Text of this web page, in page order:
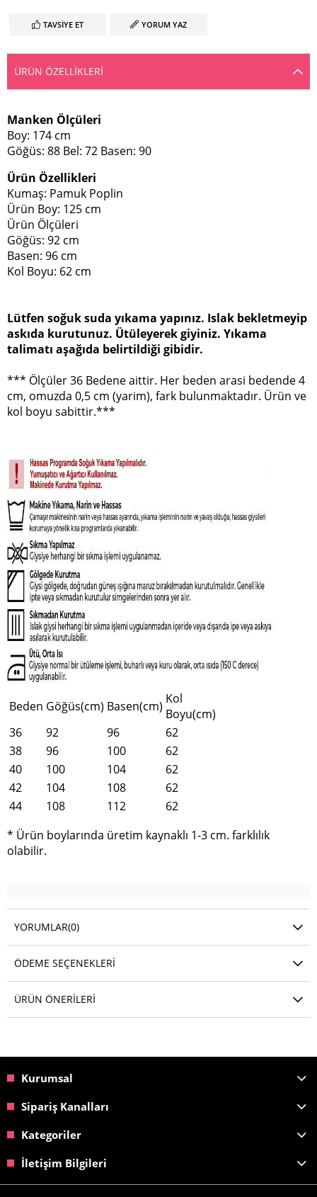
TAVSIYE ET YORUM YAZ
ÜRÜN ÖZELLIKLERI
Manken Ölçüleri
Boy: 174 cm
Göğüs: 88 Bel: 72 Basen: 90
Ürün Özellikleri
Kumaş: Pamuk Poplin
Ürün Boy: 125 cm
Ürün Ölçüleri
Göğüs: 92 cm
Basen: 96 cm
Kol Boyu: 62 cm
Lütfen soğuk suda yıkama yapınız. Islak bekletmeyip
askıda kurutunuz. Ütüleyerek giyiniz. Yıkama
talimatı aşağıda belirtildiği gibidir.
*** Ölçüler 36 Bedene aittir. Her beden arasi bedende 4
cm, omuzda 0,5 cm (yarim), fark bulunmaktadır. Ürün ve
kol boyu sabittir.***
Beden Göğüs(cm) Basen(cm) Kol
Boyu(cm)
36
92 96
62
38
96 100
62
40
100 104
62
42
104 108
62
44
108 112
62
* Ürün boylarında üretim kaynaklı 1-3 cm. farklılık
olabilir.
YORUMLAR(0)
ÖDEME SEÇENEKLERI
ÜRÜN ÖNERILERI
Kurumsal
Sipariş Kanalları
Kategoriler
İletişim Bilgileri